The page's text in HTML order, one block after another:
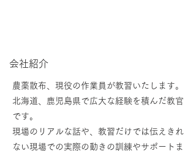
​会社紹介
農薬散布、現役の作業員が教習いたします。
北海道、鹿児島県で広大な経験を積んだ教官
です。
現場のリアルな話や、教習だけでは伝えきれ
ない現場での実際の動きの訓練やサポートま